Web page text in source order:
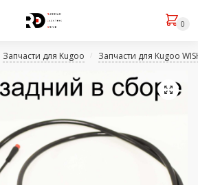
0
Запчасти для Kugoo / Запчасти для Kugoo
🔍